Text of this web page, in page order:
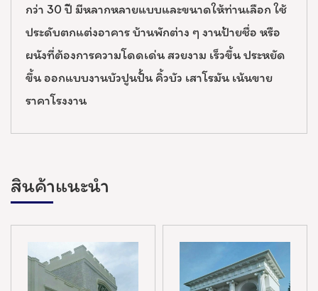
กว่า 30 ปี มีหลากหลายแบบและขนาดให้ท่านเลือก ใช้
ประดับตกแต่งอาคาร บ้านพักต่าง ๆ งานป้ายชื่อ หรือ
ผนังที่ต้องการความโดดเด่น สวยงาม เร็วขึ้น ประหยัด
ขึ้น ออกแบบงานบัวปูนปั้น คิ้วบัว เสาโรมัน เน้นขาย
ราคาโรงงาน
สินค้าแนะนำ